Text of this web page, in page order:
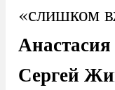
«слишком
Сергей